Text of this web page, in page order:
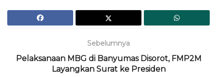
Sebelumnya
Pelaksanaan MBG di Banyumas Disorot, FMP2M
Layangkan Surat ke Presiden